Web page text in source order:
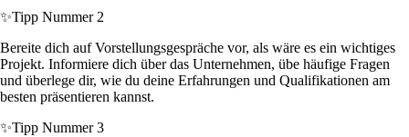
✨Tipp Nummer 2
Bereite dich auf Vorstellungsgespräche vor, als wäre es ein wichtiges
Projekt. Informiere dich über das Unternehmen, übe häufige Fragen
und überlege dir, wie du deine Erfahrungen und Qualifikationen am
besten präsentieren kannst.
✨Tipp Nummer 3